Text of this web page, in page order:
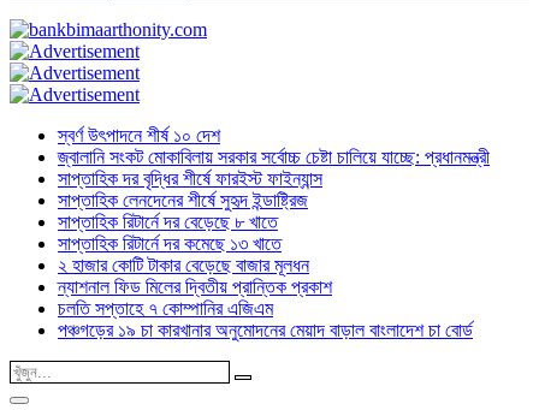
স্বর্ণ উৎপাদনে শীর্ষ ১০ দেশ
জ্বালানি সংকট মোকাবিলায় সরকার সর্বোচ্চ চেষ্টা চালিয়ে যাচ্ছে: প্রধানমন্ত্রী
সাপ্তাহিক দর বৃদ্ধির শীর্ষে ফারইস্ট ফাইন্যান্স
সাপ্তাহিক লেনদেনের শীর্ষে সুহৃদ ইন্ডাষ্ট্রিজ
সাপ্তাহিক রিটার্নে দর বেড়েছে ৮ খাতে
সাপ্তাহিক রিটার্নে দর কমেছে ১৩ খাতে
২ হাজার কোটি টাকার বেড়েছে বাজার মূলধন
ন্যাশনাল ফিড মিলের দ্বিতীয় প্রান্তিক প্রকাশ
চলতি সপ্তাহে ৭ কোম্পানির এজিএম
পঞ্চগড়ের ১৯ চা কারখানার অনুমোদনের মেয়াদ বাড়াল বাংলাদেশ চা বোর্ড